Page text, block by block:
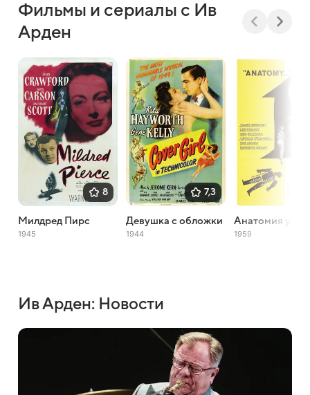
Фильмы и сериалы с Ив
Арден
8
Милдред Пирс
1945
7,3
Девушка с обложки
1944
Анатомия
1959
Ив Арден: Новости